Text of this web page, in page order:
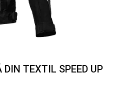
TEXTIL SPEED UP